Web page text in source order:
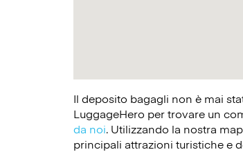
Il deposito bagagli non è mai
LuggageHero per trovare un
da noi. Utilizzando la nostra
principali attrazioni turistiche e